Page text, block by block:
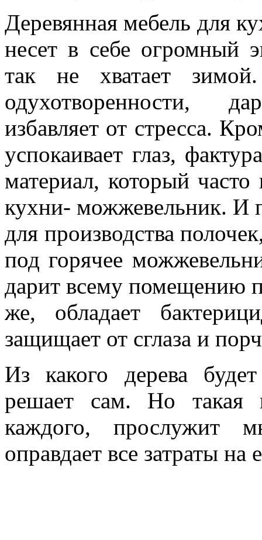
Деревянная мебель для
несет в себе огромный
так не хватает
одухотворенности,
избавляет от стресса.
успокаивает глаз,
материал, который
кухни- можжевельник. И
для производства
под горячее
дарит всему помещению
же, обладает
защищает от сглаза и
Из какого дерева
решает сам. Но такая
каждого, прослужит
оправдает все затраты на